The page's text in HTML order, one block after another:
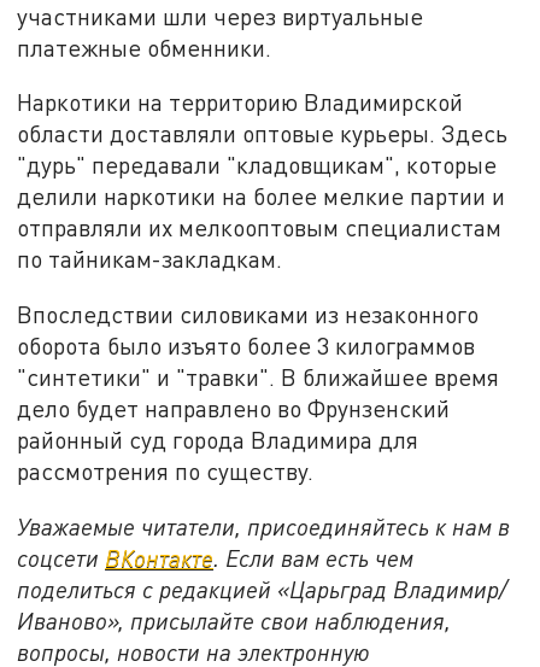
участниками шли через виртуальные
платежные обменники.
Наркотики на территорию Владимирской
области доставляли оптовые курьеры. Здесь
"дурь" передавали "кладовщикам", которые
делили наркотики на более мелкие партии и
отправляли их мелкооптовым специалистам
по тайникам-закладкам.
Впоследствии силовиками из незаконного
оборота было изъято более 3 килограммов
"синтетики" и "травки". В ближайшее время
дело будет направлено во Фрунзенский
районный суд города Владимира для
рассмотрения по существу.
Уважаемые читатели, присоединяйтесь к нам в
соцсети ВКонтакте. Если вам есть чем
поделиться с редакцией «Царьград Владимир/
Иваново», присылайте свои наблюдения,
вопросы, новости на электронную